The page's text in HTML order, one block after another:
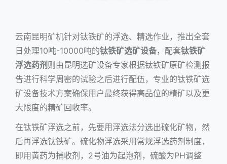
云南昆明矿机针对钛铁矿的浮选、精选作业，推出全套
日处理10吨-10000吨的钛铁矿选矿设备，配套钛铁矿
浮选药剂 则由昆明选矿设备专家根据钛铁矿原矿检测报
告进行科学周密的试验之后进行配伍，专业的钛铁矿选
矿设备技术方案确保用户最终获得高品位的精矿以及更
大限度的精矿回收率。
在钛铁矿浮选之前，先要用浮选法分选出硫化矿物，然
后再浮选钛铁矿。硫化物浮选采用常规浮选药剂制度，
即用黄药为捕收剂，2号油为起泡剂，硫酸为PH调整